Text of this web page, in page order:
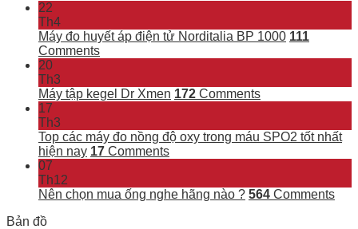
22
Th4
Máy đo huyết áp điện tử Norditalia BP 1000 111
Comments
20
Th3
Máy tập kegel Dr Xmen 172 Comments
17
Th3
Top các máy đo nồng độ oxy trong máu SPO2 tốt nhất
hiện nay 17 Comments
07
Th12
Nên chọn mua ống nghe hãng nào ? 564 Comments
Bản đồ